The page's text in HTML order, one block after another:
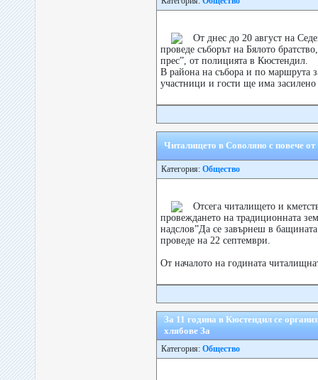
От днес до 20 август на
проведе съборът на Бялото
прес”, от полицията в Кюстендил.
В района на събора и по маршрута
участници и гости ще има
Читалището в Соволяно с повече
Категория: Общество
Отсега читалището и
провеждането на традиционната
надслов”Да се завърнеш в
проведе на 22 септември.
От началото на годината
За 11 година в Кюстендил се
хлябове За
Категория: Общество